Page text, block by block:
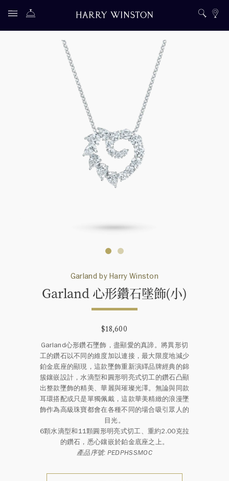
Garland by Harry Winston
Garland 心形鑽石墜飾(小)
$18,600
Garland心形鑽石墜飾，盡顯愛的真諦。將異形切
工的鑽石以不同的維度加以連接，最大限度地減少
鉑金底座的顯現，這款墜飾重新演繹品牌經典的錦
簇鑲嵌設計，水滴型和圓形明亮式切工的鑽石凸顯
出整款墜飾的精美、華麗與璀璨光澤。無論與同款
耳環搭配或只是單獨佩戴，這款華美精緻的浪漫墜
飾作為高級珠寶都會在各種不同的場合吸引眾人的
目光。
6顆水滴型和11顆圓形明亮式切工、重約2.00克拉
的鑽石，悉心鑲嵌於鉑金底座之上。
產品序號: PEDPHSSMOC